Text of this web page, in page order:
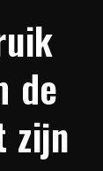
de
zijn